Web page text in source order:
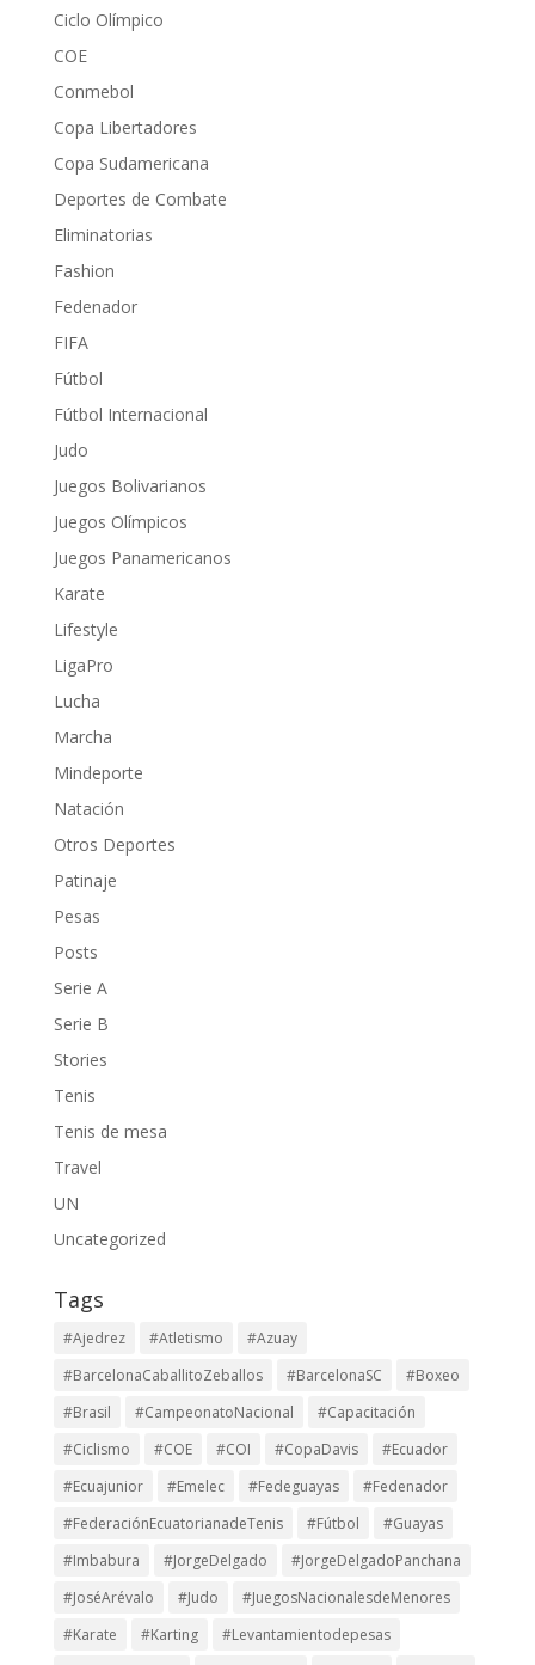
Ciclo Olímpico
COE
Conmebol
Copa Libertadores
Copa Sudamericana
Deportes de Combate
Eliminatorias
Fashion
Fedenador
FIFA
Fútbol
Fútbol Internacional
Judo
Juegos Bolivarianos
Juegos Olímpicos
Juegos Panamericanos
Karate
Lifestyle
LigaPro
Lucha
Marcha
Mindeporte
Natación
Otros Deportes
Patinaje
Pesas
Posts
Serie A
Serie B
Stories
Tenis
Tenis de mesa
Travel
UN
Uncategorized
Tags
#Ajedrez #Atletismo
#Azuay
#BarcelonaCaballitoZeballos
#BarcelonaSC
#Boxeo
#Brasil
#CampeonatoNacional
#Capacitación
#Ciclismo
#COE #COI #CopaDavis
#Ecuador
#Ecuajunior
#Emelec #Fedeguayas
#Fedenador
#FederaciónEcuatorianadeTenis
#Fútbol
#Guayas
#Imbabura
#JorgeDelgado
#JorgeDelgadoPanchana
#JoséArévalo
#Judo
#JuegosNacionalesdeMenores
#Karate
#Karting
#Levantamientodepesas